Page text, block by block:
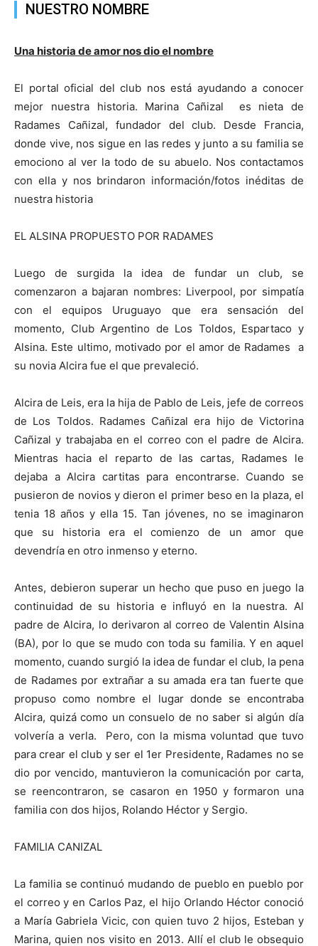
NUESTRO NOMBRE
Una historia de amor nos dio el nombre
El portal oficial del club nos está ayudando a conocer
mejor nuestra historia. Marina Cañizal es nieta de
Radames Cañizal, fundador del club. Desde Francia,
donde vive, nos sigue en las redes y junto a su familia se
emociono al ver la todo de su abuelo. Nos contactamos
con ella y nos brindaron información/fotos inéditas de
nuestra historia
EL ALSINA PROPUESTO POR RADAMES
Luego de surgida la idea de fundar un club, se
comenzaron a bajaran nombres: Liverpool, por simpatía
con el equipos Uruguayo que era sensación del
momento, Club Argentino de Los Toldos, Espartaco y
Alsina. Este ultimo, motivado por el amor de Radames a
su novia Alcira fue el que prevaleció.
Alcira de Leis, era la hija de Pablo de Leis, jefe de correos
de Los Toldos. Radames Cañizal era hijo de Victorina
Cañizal y trabajaba en el correo con el padre de Alcira.
Mientras hacia el reparto de las cartas, Radames le
dejaba a Alcira cartitas para encontrarse. Cuando se
pusieron de novios y dieron el primer beso en la plaza, el
tenia 18 años y ella 15. Tan jóvenes, no se imaginaron
que su historia era el comienzo de un amor que
devendría en otro inmenso y eterno.
Antes, debieron superar un hecho que puso en juego la
continuidad de su historia e influyó en la nuestra. Al
padre de Alcira, lo derivaron al correo de Valentin Alsina
(BA), por lo que se mudo con toda su familia. Y en aquel
momento, cuando surgió la idea de fundar el club, la pena
de Radames por extrañar a su amada era tan fuerte que
propuso como nombre el lugar donde se encontraba
Alcira, quizá como un consuelo de no saber si algún día
volvería a verla. Pero, con la misma voluntad que tuvo
para crear el club y ser el 1er Presidente, Radames no se
dio por vencido, mantuvieron la comunicación por carta,
se reencontraron, se casaron en 1950 y formaron una
familia con dos hijos, Rolando Héctor y Sergio.
FAMILIA CANIZAL
La familia se continuó mudando de pueblo en pueblo por
el correo y en Carlos Paz, el hijo Orlando Héctor conoció
a María Gabriela Vicic, con quien tuvo 2 hijos, Esteban y
Marina, quien nos visito en 2013. Allí el club le obsequio